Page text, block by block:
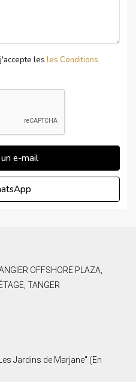
les les Conditions
e-mail
OFFSHORE PLAZA,
TANGER
Jardins de Marjane" (En